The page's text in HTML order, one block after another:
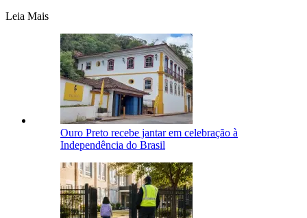
Leia Mais
Ouro Preto recebe jantar em celebração à
Independência do Brasil